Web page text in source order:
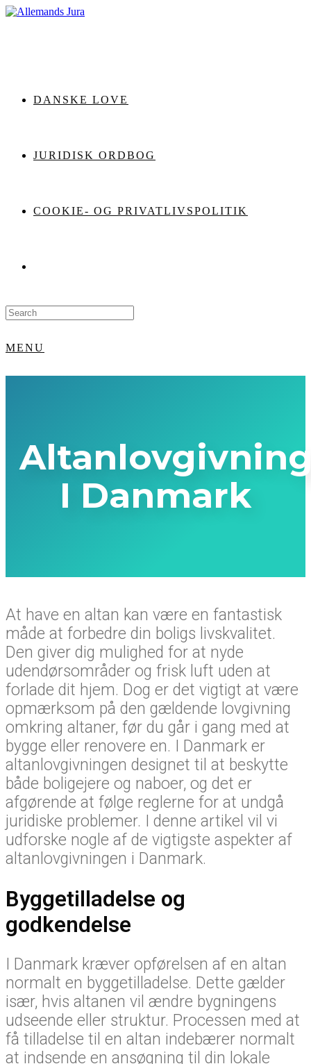
Skip
DANSKE LOVE
JURIDISK ORDBOG
COOKIE- OG PRIVATLIVSPOLITIK
Search
for:
MENU
I Danmark
At have en altan kan være en fantastisk
måde at forbedre din boligs livskvalitet.
Den giver dig mulighed for at nyde
udendørsområder og frisk luft uden at
forlade dit hjem. Dog er det vigtigt at være
opmærksom på den gældende lovgivning
omkring altaner, før du går i gang med at
bygge eller renovere en. I Danmark er
altanlovgivningen designet til at beskytte
både boligejere og naboer, og det er
afgørende at følge reglerne for at undgå
juridiske problemer. I denne artikel vil vi
udforske nogle af de vigtigste aspekter af
altanlovgivningen i Danmark.
Byggetilladelse og
godkendelse
I Danmark kræver opførelsen af en altan
normalt en byggetilladelse. Dette gælder
især, hvis altanen vil ændre bygningens
udseende eller struktur. Processen med at
få tilladelse til en altan indebærer normalt
at indsende en ansøgning til din lokale